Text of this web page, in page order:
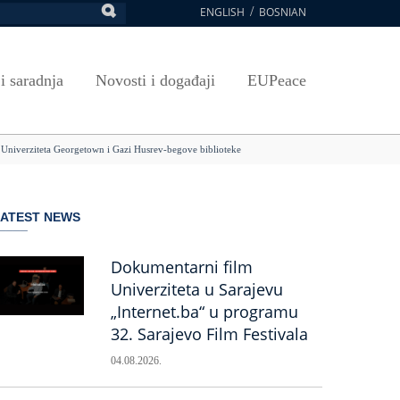
ENGLISH BOSNIAN
UNSA
Plan javnih nabavki
Javne nabavke organizacionih jedinica
TRAIN
učenja
E-Prijava za ispite
saradnja
Umjetnost, kultura i sport
Publikacije
Novosti i događaji EUPeace
Georgetown i Gazi Husrev-begove biblioteke
NEWS
Dokumentarni film
Univerziteta u Sarajevu
„Internet.ba“ u programu
32. Sarajevo Film Festivala
04.08.2026.